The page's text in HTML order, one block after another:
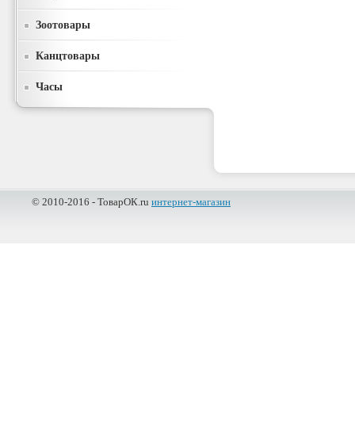
Зоотовары
Канцтовары
Часы
© 2010-2016 - ТоварОК.ru интернет-магазин